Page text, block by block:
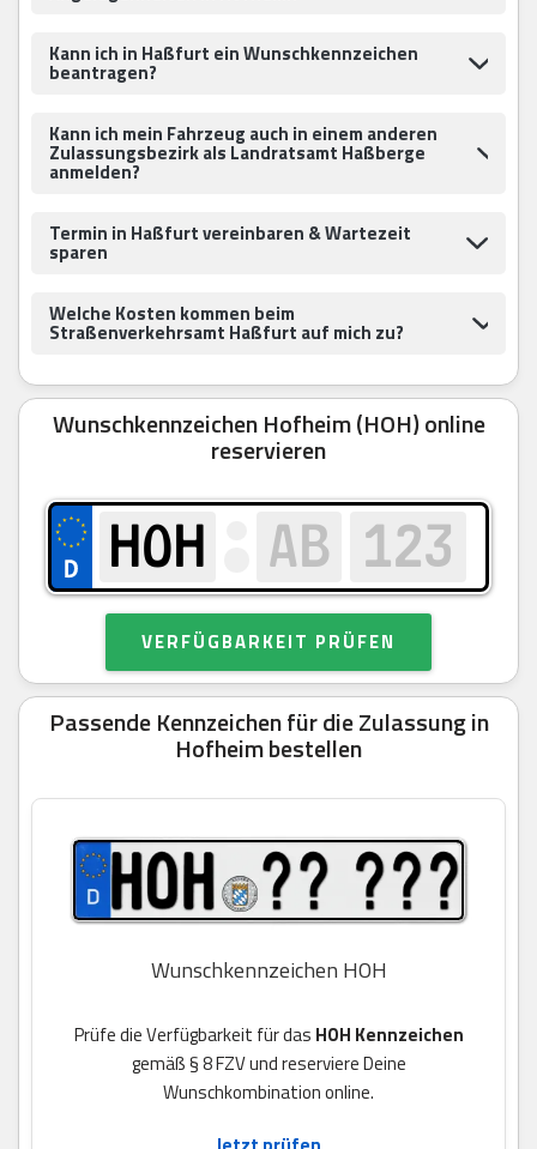
Kann ich in Haßfurt ein Wunschkennzeichen
beantragen?
Kann ich mein Fahrzeug auch in einem anderen
Zulassungsbezirk als Landratsamt Haßberge
anmelden?
Termin in Haßfurt vereinbaren & Wartezeit
sparen
Welche Kosten kommen beim
Straßenverkehrsamt Haßfurt auf mich zu?
Wunschkennzeichen Hofheim (HOH) online
reservieren
VERFÜGBARKEIT PRÜFEN
Passende Kennzeichen für die Zulassung in
Hofheim bestellen
Wunschkennzeichen HOH
Prüfe die Verfügbarkeit für das HOH Kennzeichen
gemäß § 8 FZV und reserviere Deine
Wunschkombination online.